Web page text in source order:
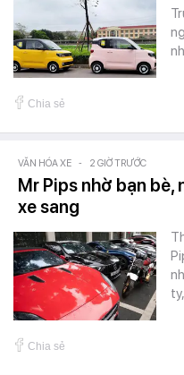
Chia sẻ
VĂN HÓA XE - 2 GIỜ TRƯỚC
Mr Pips nhờ bạn
xe sang
Chia sẻ